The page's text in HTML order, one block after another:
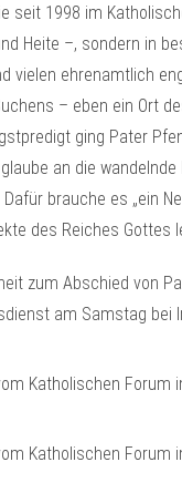
seit 1998 im
Heite –, sondern in
vielen ehrenamtlich
– eben ein Ort
ging Pater
an die
Dafür brauche es „ein
des Reiches Gottes
zum Abschied von
am Samstag bei